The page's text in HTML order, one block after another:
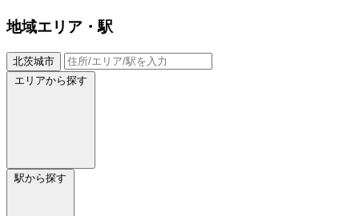
地域エリア・駅
北茨城市
エリアから探す
駅から探す